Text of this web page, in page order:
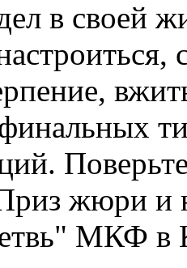
в своей
жюри и
МКФ в